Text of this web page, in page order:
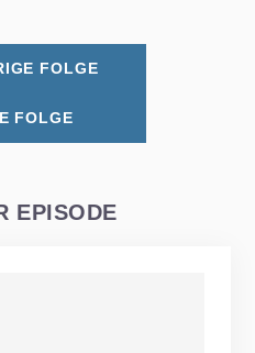
FOLGE
FOLGE
EPISODE